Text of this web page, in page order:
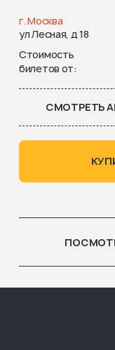
г. Москва
ул Лесная, д 18
Стоимость
билетов от
СМОТРЕТЬ